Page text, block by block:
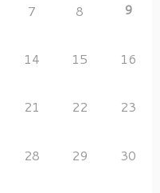
7 8 9
14 15 16
21 22 23
28 29 30